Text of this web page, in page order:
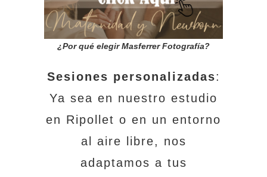
¿Por qué elegir Masferrer Fotografía?
Sesiones personalizadas:
Ya sea en nuestro estudio
en Ripollet o en un entorno
al aire libre, nos
adaptamos a tus